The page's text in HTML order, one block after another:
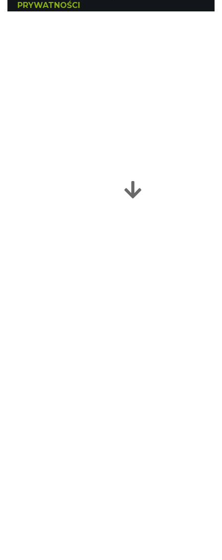
PRYWATNOŚCI